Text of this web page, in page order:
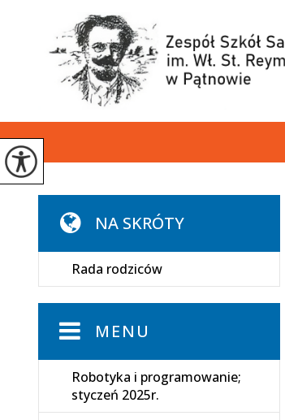
NA SKRÓTY
Rada rodziców
MENU
Robotyka i programowanie;
styczeń 2025r.